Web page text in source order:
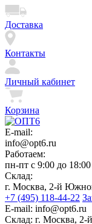
Доставка
Контакты
Личный кабинет
Корзина
E-mail:
info@opt6.ru
Работаем:
пн-пт с 9:00 до 18:00
Склад:
г. Москва, 2-й
+7 (495) 118-44-22
E-mail: info@opt6.ru
Склад: г. Москва, 2-